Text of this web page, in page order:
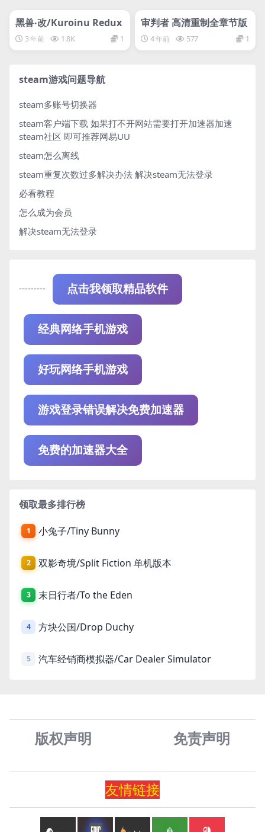
网盘下载游戏
黑兽‧改/Kuroinu Redux
3 年前 1.8K 1
svip专属
审判者 高清重制全章节版
4 年前 577 1
steam游戏问题导航
steam多账号切换器
steam客户端下载 如果打不开网站需要打开加速器加速
steam社区 即可推荐网易UU
steam怎么离线
steam重复次数过多解决办法 解决steam无法登录
必看教程
怎么成为会员
解决steam无法登录
--------- 点击我领取精品软件
经典网络手机游戏
好玩网络手机游戏
游戏登录错误解决免费加速器
免费的加速器大全
领取最多排行榜
1 小兔子/Tiny Bunny
2 双影奇境/Split Fiction 单机版本
3 末日行者/To the Eden
4 方块公国/Drop Duchy
5 汽车经销商模拟器/Car Dealer Simulator
版权声明 免责声明
友情链接